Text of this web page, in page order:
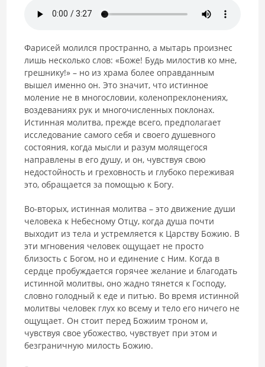
Фарисей молился пространно, а мытарь произнес
лишь несколько слов: «Боже! Будь милостив ко мне,
грешнику!» – но из храма более оправданным
вышел именно он. Это значит, что истинное
моление не в многословии, коленопреклонениях,
воздеваниях рук и многочисленных поклонах.
Истинная молитва, прежде всего, предполагает
исследование самого себя и своего душевного
состояния, когда мысли и разум молящегося
направлены в его душу, и он, чувствуя свою
недостойность и греховность и глубоко переживая
это, обращается за помощью к Богу.
Во-вторых, истинная молитва – это движение души
человека к Небесному Отцу, когда душа почти
выходит из тела и устремляется к Царству Божию. В
эти мгновения человек ощущает не просто
близость с Богом, но и единение с Ним. Когда в
сердце пробуждается горячее желание и благодать
истинной молитвы, оно жадно тянется к Господу,
словно голодный к еде и питью. Во время истинной
молитвы человек глух ко всему и тело его ничего не
ощущает. Он стоит перед Божиим троном и,
чувствуя свое убожество, чувствует при этом и
безграничную милость Божию.